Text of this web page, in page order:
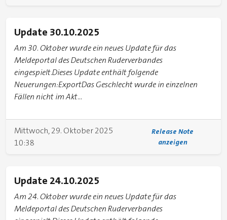
Update 30.10.2025
Am 30. Oktober wurde ein neues Update für das
Meldeportal des Deutschen Ruderverbandes
eingespielt.Dieses Update enthält folgende
Neuerungen:ExportDas Geschlecht wurde in einzelnen
Fällen nicht im Akt...
Mittwoch, 29. Oktober 2025
10:38
Release Note
anzeigen
Update 24.10.2025
Am 24. Oktober wurde ein neues Update für das
Meldeportal des Deutschen Ruderverbandes